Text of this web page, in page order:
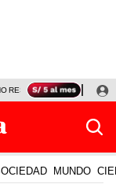
RESULTADOS HOY
MUNDO